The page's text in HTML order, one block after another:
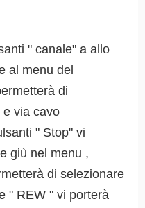
" canale" a allo
al menu del
di
e via cavo
" Stop" vi
giù nel menu ,
di selezionare
" REW " vi porterà